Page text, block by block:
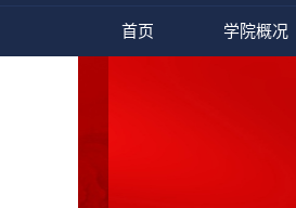
首页 学院概况